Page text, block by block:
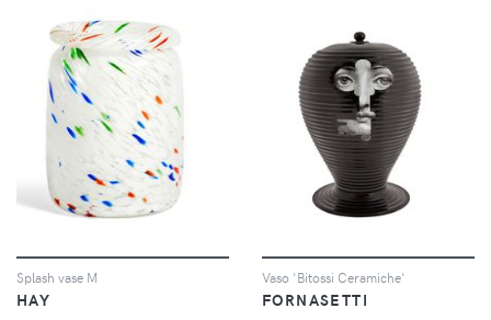
Splash vase M
HAY
Vaso 'Bitossi Ceramiche'
FORNASETTI